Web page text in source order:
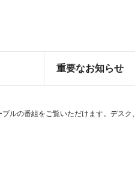
重要なお知らせ
ルの番組をご覧いただけます。デスク